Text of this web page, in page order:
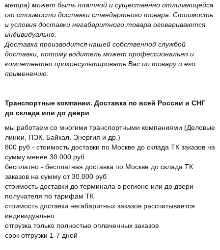
метра) может быть платной и существенно отличающейся
от стоимости доставки стандартного товара. Стоимость
и условия доставки негабаритного товара оговариваются
индивидуально.
Доставка производится нашей собственной службой
доставки, потому водитель может профессионально и
компетентно проконсультировать Вас по товару и его
применению.
Транспортные компании. Доставка по всей России и СНГ
до склада или до двери
мы работаем со многими транспортными компаниями (Деловые
линии, ПЭК, Байкал, Энергия и др.)
800 руб - стоимость доставки по Москве до склада ТК заказов на
сумму менее 30.000 руб
бесплатно - бесплатная доставка по Москве до склада ТК
заказов на сумму от 30.000 руб
стоимость доставки до терминала в регионе или до двери
получателя по тарифам ТК
стоимость доставки негабаритных заказов рассчитывается
индивидуально
отгрузка только полностью оплаченных заказов
срок отгрузки 1-7 дней